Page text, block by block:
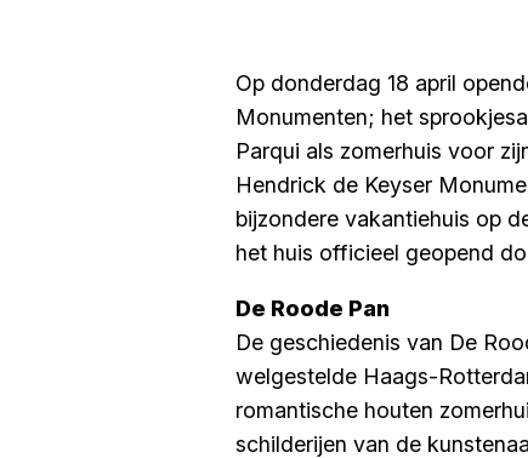
Op donderdag 18 april
Monumenten; het
Parqui als zomerhuis voor
Hendrick de Keyser
bijzondere vakantiehuis op
het huis officieel geopend
De Roode Pan
De geschiedenis van De
welgestelde Haags-
romantische houten
schilderijen van de